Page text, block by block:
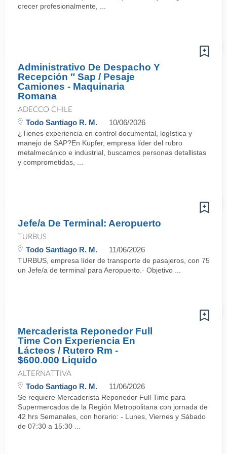
crecer profesionalmente, ...
Administrativo De Despacho Y
Recepción ″ Sap / Pesaje
Camiones - Maquinaria
Romana
ADECCO CHILE
Todo Santiago R. M. 10/06/2026
¿Tienes experiencia en control documental, logística y
manejo de SAP?En Kupfer, empresa líder del rubro
metalmecánico e industrial, buscamos personas detallistas
y comprometidas, ...
Jefe/a De Terminal: Aeropuerto
TURBUS
Todo Santiago R. M. 11/06/2026
TURBUS, empresa líder de transporte de pasajeros, con 75
un Jefe/a de terminal para Aeropuerto.· Objetivo ...
Mercaderista Reponedor Full
Time Con Experiencia En
Lácteos / Rutero Rm -
$600.000 Liquido
ALTERNATTIVA
Todo Santiago R. M. 11/06/2026
Se requiere Mercaderista Reponedor Full Time para
Supermercados de la Región Metropolitana con jornada de
42 hrs Semanales, con horario: - Lunes, Viernes y Sábado
de 07:30 a 15:30 ...